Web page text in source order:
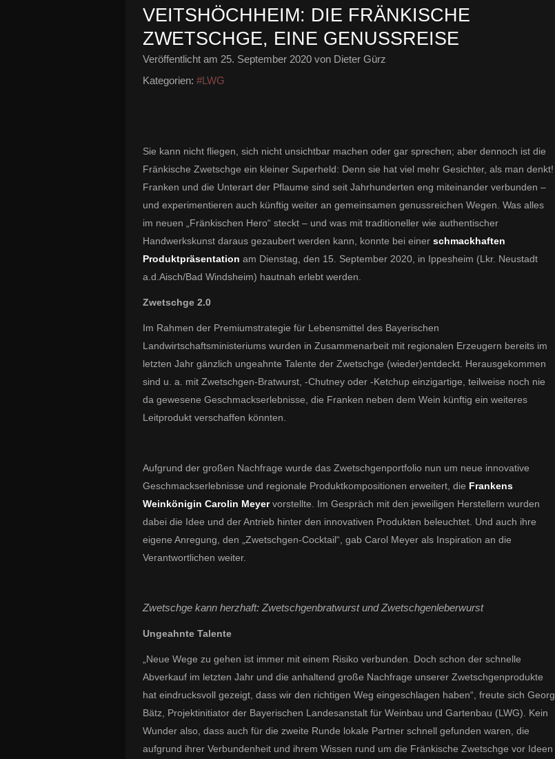
VEITSHÖCHHEIM: DIE FRÄNKISCHE
ZWETSCHGE, EINE GENUSSREISE
Veröffentlicht am 25. September 2020 von Dieter Gürz
Kategorien: #LWG
Sie kann nicht fliegen, sich nicht unsichtbar machen oder gar sprechen; aber dennoch ist die
Fränkische Zwetschge ein kleiner Superheld: Denn sie hat viel mehr Gesichter, als man denkt!
Franken und die Unterart der Pflaume sind seit Jahrhunderten eng miteinander verbunden –
und experimentieren auch künftig weiter an gemeinsamen genussreichen Wegen. Was alles
im neuen „Fränkischen Hero“ steckt – und was mit traditioneller wie authentischer
Handwerkskunst daraus gezaubert werden kann, konnte bei einer schmackhaften
Produktpräsentation am Dienstag, den 15. September 2020, in Ippesheim (Lkr. Neustadt
a.d.Aisch/Bad Windsheim) hautnah erlebt werden.
Zwetschge 2.0
Im Rahmen der Premiumstrategie für Lebensmittel des Bayerischen
Landwirtschaftsministeriums wurden in Zusammenarbeit mit regionalen Erzeugern bereits im
letzten Jahr gänzlich ungeahnte Talente der Zwetschge (wieder)entdeckt. Herausgekommen
sind u. a. mit Zwetschgen-Bratwurst, -Chutney oder -Ketchup einzigartige, teilweise noch nie
da gewesene Geschmackserlebnisse, die Franken neben dem Wein künftig ein weiteres
Leitprodukt verschaffen könnten.
Aufgrund der großen Nachfrage wurde das Zwetschgenportfolio nun um neue innovative
Geschmackserlebnisse und regionale Produktkompositionen erweitert, die Frankens
Weinkönigin Carolin Meyervorstellte. Im Gespräch mit den jeweiligen Herstellern wurden
dabei die Idee und der Antrieb hinter den innovativen Produkten beleuchtet. Und auch ihre
eigene Anregung, den „Zwetschgen-Cocktail“, gab Carol Meyer als Inspiration an die
Verantwortlichen weiter.
Zwetschge kann herzhaft: Zwetschgenbratwurst und Zwetschgenleberwurst
Ungeahnte Talente
„Neue Wege zu gehen ist immer mit einem Risiko verbunden. Doch schon der schnelle
Abverkauf im letzten Jahr und die anhaltend große Nachfrage unserer Zwetschgenprodukte
hat eindrucksvoll gezeigt, dass wir den richtigen Weg eingeschlagen haben“, freute sich Georg
Bätz, Projektinitiator der Bayerischen Landesanstalt für Weinbau und Gartenbau (LWG). Kein
Wunder also, dass auch für die zweite Runde lokale Partner schnell gefunden waren, die
aufgrund ihrer Verbundenheit und ihrem Wissen rund um die Fränkische Zwetschge vor Ideen